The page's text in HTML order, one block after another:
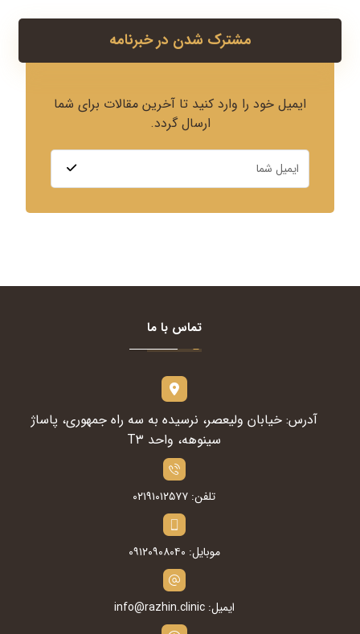
مشترک شدن در خبرنامه
ایمیل خود را وارد کنید تا آخرین مقالات برای شما
ارسال گردد.
تماس با ما
آدرس: خیابان ولیعصر، نرسیده به سه راه جمهوری، پاساژ
سینوهه، واحد T۳
تلفن: ۰۲۱۹۱۰۱۲۵۷۷
موبایل: ۰۹۱۲۰۹۰۸۰۴۰
ایمیل: info@razhin.clinic